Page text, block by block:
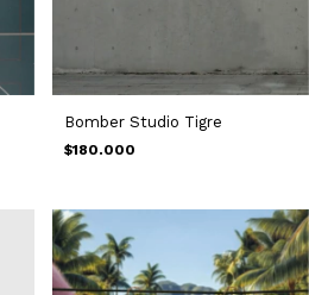
Bomber Studio Tigre
$180.000